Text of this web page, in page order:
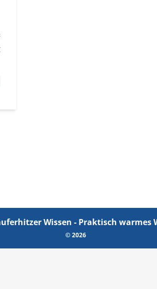
Wissen - Praktisch warmes
© 2026